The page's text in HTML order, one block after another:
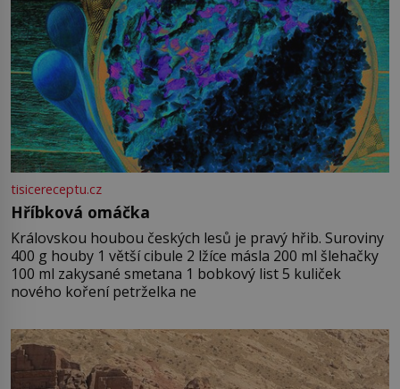
tisicereceptu.cz
Hříbková omáčka
Královskou houbou českých lesů je pravý hřib. Suroviny
400 g houby 1 větší cibule 2 lžíce másla 200 ml šlehačky
100 ml zakysané smetana 1 bobkový list 5 kuliček
nového koření petrželka ne